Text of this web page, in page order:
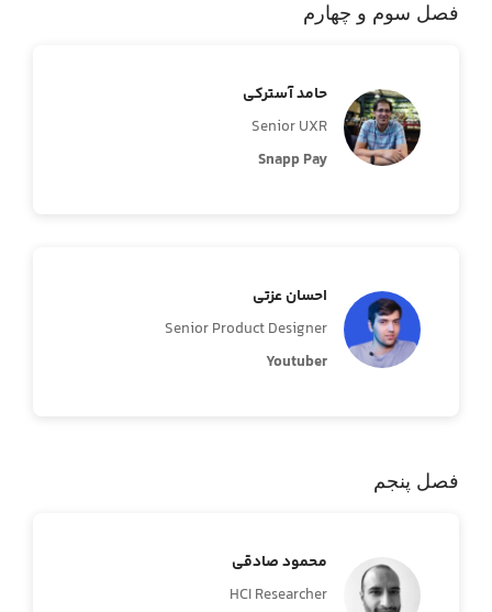
فصل سوم و چهارم
حامد آسترکی
Senior UXR
Snapp Pay
احسان عزتی
Senior Product Designer
Youtuber
فصل پنجم
محمود صادقی
HCI Researcher